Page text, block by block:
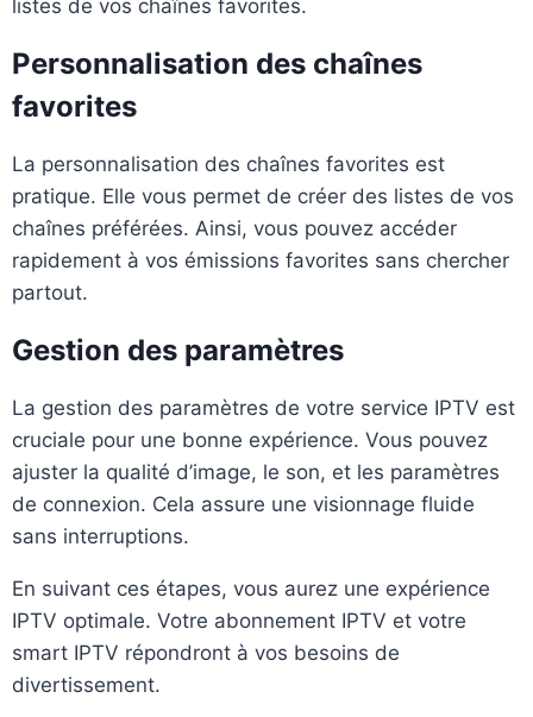
listes de vos chaînes favorites.
Personnalisation des chaînes
favorites
La personnalisation des chaînes favorites est
pratique. Elle vous permet de créer des listes de vos
chaînes préférées. Ainsi, vous pouvez accéder
rapidement à vos émissions favorites sans chercher
partout.
Gestion des paramètres
La gestion des paramètres de votre service IPTV est
cruciale pour une bonne expérience. Vous pouvez
ajuster la qualité d’image, le son, et les paramètres
de connexion. Cela assure une visionnage fluide
sans interruptions.
En suivant ces étapes, vous aurez une expérience
IPTV optimale. Votre abonnement IPTV et votre
smart IPTV répondront à vos besoins de
divertissement.